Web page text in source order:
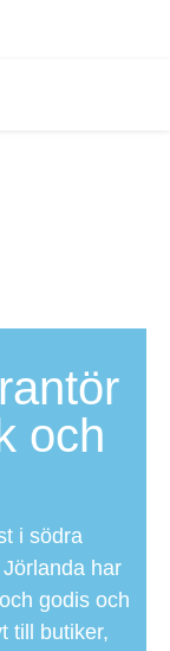
och
i södra
har
godis och
till butiker,